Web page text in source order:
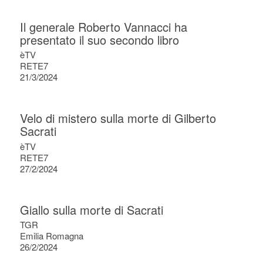
Il generale Roberto Vannacci ha
presentato il suo secondo libro
èTV
RETE7
21/3/2024
Velo di mistero sulla morte di Gilberto
Sacrati
èTV
RETE7
27/2/2024
Giallo sulla morte di Sacrati
TGR
Emilia Romagna
26/2/2024